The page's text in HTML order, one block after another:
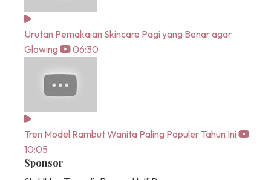
Urutan Pemakaian Skincare Pagi yang Benar agar
Glowing
06:30
Tren Model Rambut Wanita Paling Populer Tahun Ini
10:05
Sponsor